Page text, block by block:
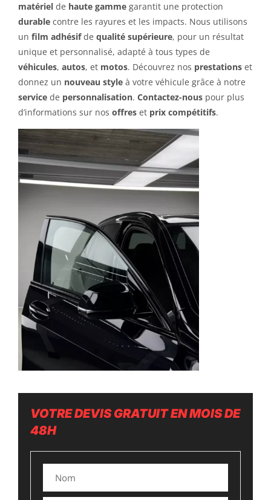
matériel de haute gamme garantit une protection
durable contre les rayures et les impacts. Nous utilisons
un film adhésifde qualité supérieure, pour un résultat
unique et personnalisé, adapté à tous types de
véhicules, autos, et motos. Découvrez nos prestations et
donnez un nouveau style à votre véhicule grâce à notre
service de personnalisation. Contactez-nous pour plus
d’informations sur nos offres et prix compétitifs.
VOTRE DEVIS GRATUIT EN MOIS DE
48H